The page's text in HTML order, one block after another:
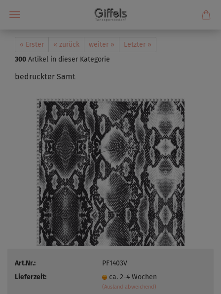
« Erster « zurück weiter »
Letzter »
300 Artikel in dieser Kategorie
bedruckter Samt
Art.Nr.:
PF1403V
Lieferzeit:
ca. 2-4 Wochen
(Ausland abweichend)